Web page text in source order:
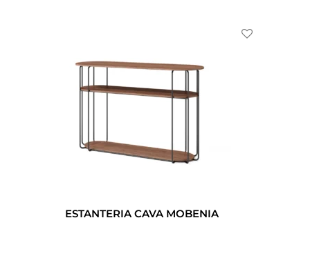
ESTANTERIA CAVA MOBENIA